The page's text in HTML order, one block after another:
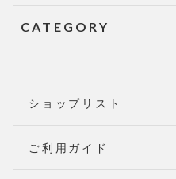
CATEGORY
ショップリスト
ご利用ガイド